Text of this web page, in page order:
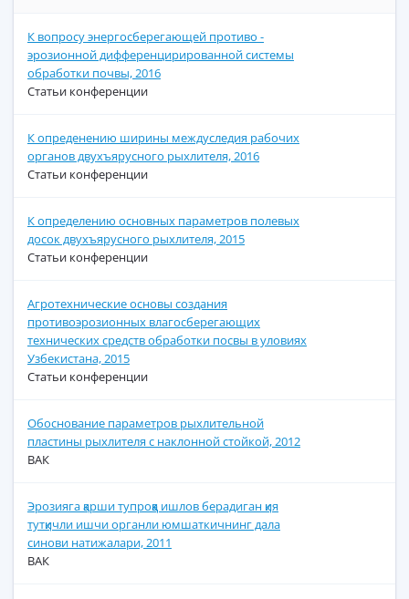
К вопросу энергосберегающей противо -
эрозионной дифференцирированной системы
обработки почвы, 2016
Статьи конференции
К опреденению ширины междуследия рабочих
органов двухъярусного рыхлителя, 2016
Статьи конференции
К определению основных параметров полевых
досок двухъярусного рыхлителя, 2015
Статьи конференции
Агротехнические основы создания
противоэрозионных влагосберегающих
технических средств обработки посвы в уловиях
Узбекистана, 2015
Статьи конференции
Обоснование параметров рыхлительной
пластины рыхлителя с наклонной стойкой, 2012
ВАК
Эрозияга қарши тупроққа ишлов берадиган қия
тутқичли ишчи органли юмшаткичнинг дала
синови натижалари, 2011
ВАК